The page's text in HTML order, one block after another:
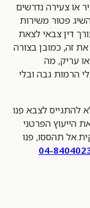
או צעירה נדרשים
זה פשוט להשיג פטור משירות
דין צבאי לצאת
זה, כמובן בצורה
עריק, מה
הרמות גבה ובלי
לצבא פנו
הייעוץ הפרטני
תהססו, פנו
04-